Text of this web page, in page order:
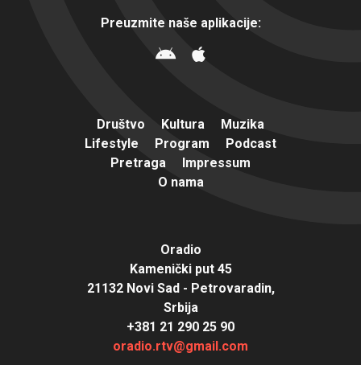
Preuzmite naše aplikacije:
Društvo Kultura
Muzika
Lifestyle
Program
Podcast
Pretraga
Impressum
O nama
Oradio
Kamenički put 45
21132 Novi Sad - Petrovaradin,
Srbija
+381 21 290 25 90
oradio.rtv@gmail.com